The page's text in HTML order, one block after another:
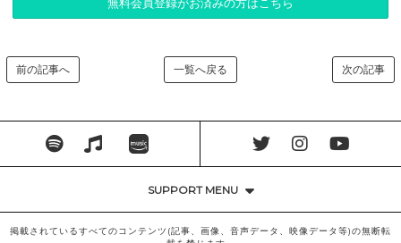
無料会員登録がお済みの方はこちら
次の記事
一覧へ戻る
前の記事へ
SUPPORT MENU
掲載されているすべてのコンテンツ(記事、画像、音声データ、映像データ等)の無断転